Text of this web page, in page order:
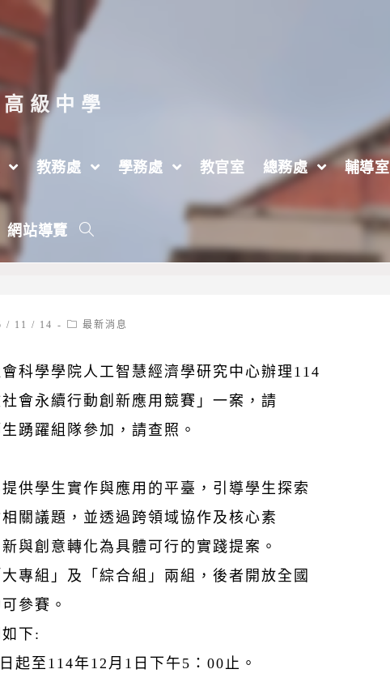
級中學
教務處 學務處 教官室 總務處 輔導室
網站導覽
學年度「全國人文社會永續行動創新應用競賽」
日
/ 11 / 14
Post最新消息
科學學院人工智慧經濟學研究中心辦理114
會永續行動創新應用競賽」一案，請
踴躍組隊參加，請查照。
供學生實作與應用的平臺，引導學生探索
關議題，並透過跨領域協作及核心素
與創意轉化為具體可行的實踐提案。
專組」及「綜合組」兩組，後者開放全國
參賽。
下:
起至114年12月1日下午5：00止。